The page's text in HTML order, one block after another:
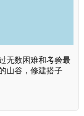
无数困难和考验最
山谷，修建搭子